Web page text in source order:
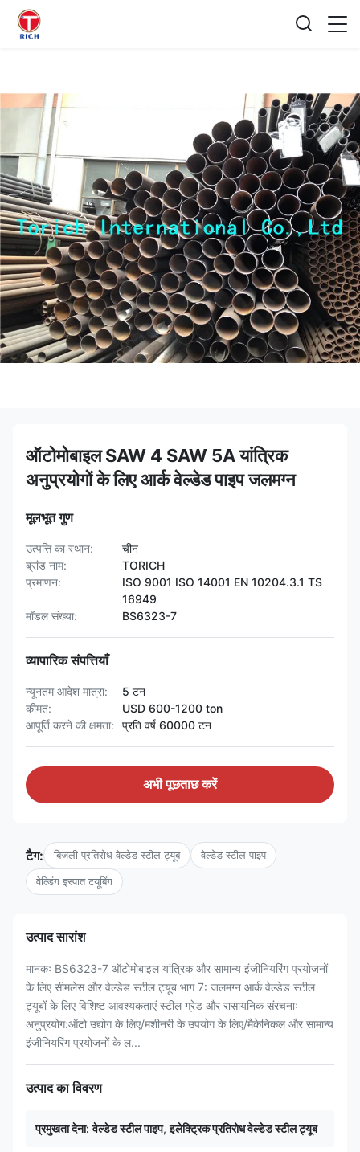
ऑटोमोबाइल SAW 4 SAW 5A यांत्रिक
अनुप्रयोगों के लिए आर्क वेल्डेड पाइप जलमग्न
मूलभूत गुण
उत्पत्ति का स्थान:
चीन
ब्रांड नाम:
TORICH
प्रमाणन:
ISO 9001 ISO 14001 EN 10204.3.1 TS
16949
मॉडल संख्या:
BS6323-7
व्यापारिक संपत्तियाँ
न्यूनतम आदेश मात्रा:
5 टन
कीमत:
USD 600-1200 ton
आपूर्ति करने की क्षमता:
प्रति वर्ष 60000 टन
अभी पूछताछ करें
टैग: बिजली प्रतिरोध वेल्डेड स्टील ट्यूब वेल्डेड स्टील पाइप
वेल्डिंग इस्पात टयूबिंग
उत्पाद सारांश
मानकः BS6323-7 ऑटोमोबाइल यांत्रिक और सामान्य इंजीनियरिंग प्रयोजनों
के लिए सीमलेस और वेल्डेड स्टील ट्यूब भाग 7: जलमग्न आर्क वेल्डेड स्टील
ट्यूबों के लिए विशिष्ट आवश्यकताएं स्टील ग्रेड और रासायनिक संरचनाः
अनुप्रयोग:ऑटो उद्योग के लिए/मशीनरी के उपयोग के लिए/मैकेनिकल और सामान्य
इंजीनियरिंग प्रयोजनों के ल...
उत्पाद का विवरण
प्रमुखता देना: वेल्डेड स्टील पाइप,इलेक्ट्रिक प्रतिरोध वेल्डेड स्टील ट्यूब